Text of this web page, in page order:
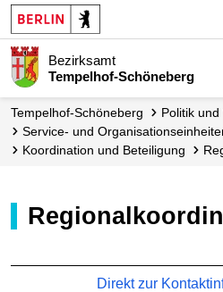
Bezirksamt
Tempelhof-Schöneberg
Tempelhof-Schöneberg
Politik
Service- und
Koordination und Beteiligung
Direkt zur